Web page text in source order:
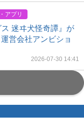
アプリ
ス 迷ヰ犬怪奇譚』が
営会社アンビショ
2026-07-30 14:41